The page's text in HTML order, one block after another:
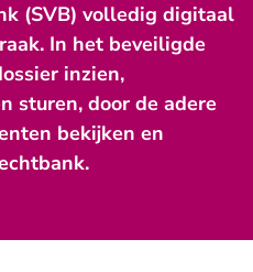
(SVB) volledig digitaal
In het beveiligde
inzien,
sturen, door de adere
bekijken en